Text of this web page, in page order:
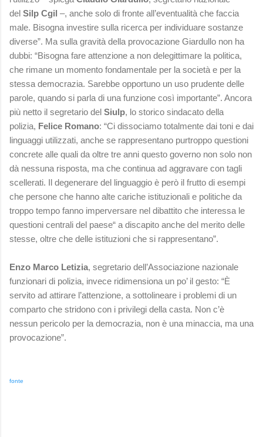
del Silp Cgil –, anche solo di fronte all’eventualità che faccia
male. Bisogna investire sulla ricerca per individuare sostanze
diverse”. Ma sulla gravità della provocazione Giardullo non ha
dubbi: “Bisogna fare attenzione a non delegittimare la politica,
che rimane un momento fondamentale per la società e per la
stessa democrazia. Sarebbe opportuno un uso prudente delle
parole, quando si parla di una funzione così importante”. Ancora
più netto il segretario del Siulp, lo storico sindacato della
polizia, Felice Romano: “Ci dissociamo totalmente dai toni e dai
linguaggi utilizzati, anche se rappresentano purtroppo questioni
concrete alle quali da oltre tre anni questo governo non solo non
dà nessuna risposta, ma che continua ad aggravare con tagli
scellerati. Il degenerare del linguaggio è però il frutto di esempi
che persone che hanno alte cariche istituzionali e politiche da
troppo tempo fanno imperversare nel dibattito che interessa le
questioni centrali del paese“ a discapito anche del merito delle
stesse, oltre che delle istituzioni che si rappresentano”.
Enzo Marco Letizia, segretario dell’Associazione nazionale
funzionari di polizia, invece ridimensiona un po’ il gesto: “È
servito ad attirare l’attenzione, a sottolineare i problemi di un
comparto che stridono con i privilegi della casta. Non c’è
nessun pericolo per la democrazia, non è una minaccia, ma una
provocazione”.
fonte